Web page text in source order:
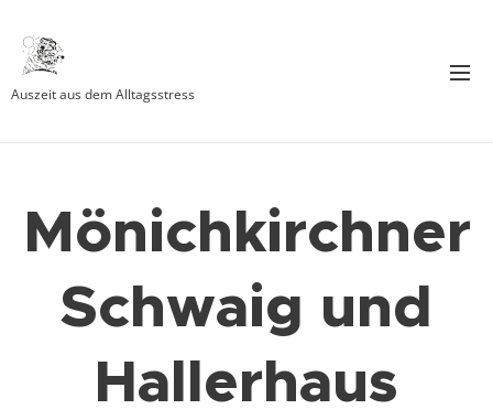
Auszeit aus dem Alltagsstress
Mönichkirchner
Schwaig und
Hallerhaus